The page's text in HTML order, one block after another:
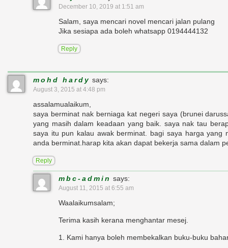
December 10, 2019 at 1:51 am
Salam, saya mencari novel mencari jalan pulang
Jika sesiapa ada boleh whatsapp 0194444132
Reply
mohd hardy says:
August 3, 2015 at 4:48 pm
assalamualaikum,
saya berminat nak berniaga kat negeri saya (brunei
yang masih dalam keadaan yang baik. saya nak tau
saya itu pun kalau awak berminat. bagi saya harga yang
anda berminat.harap kita akan dapat bekerja sama dalam
Reply
mbc-admin says:
August 11, 2015 at 6:55 am
Waalaikumsalam;
Terima kasih kerana menghantar mesej.
1. Kami hanya boleh membekalkan buku-buku